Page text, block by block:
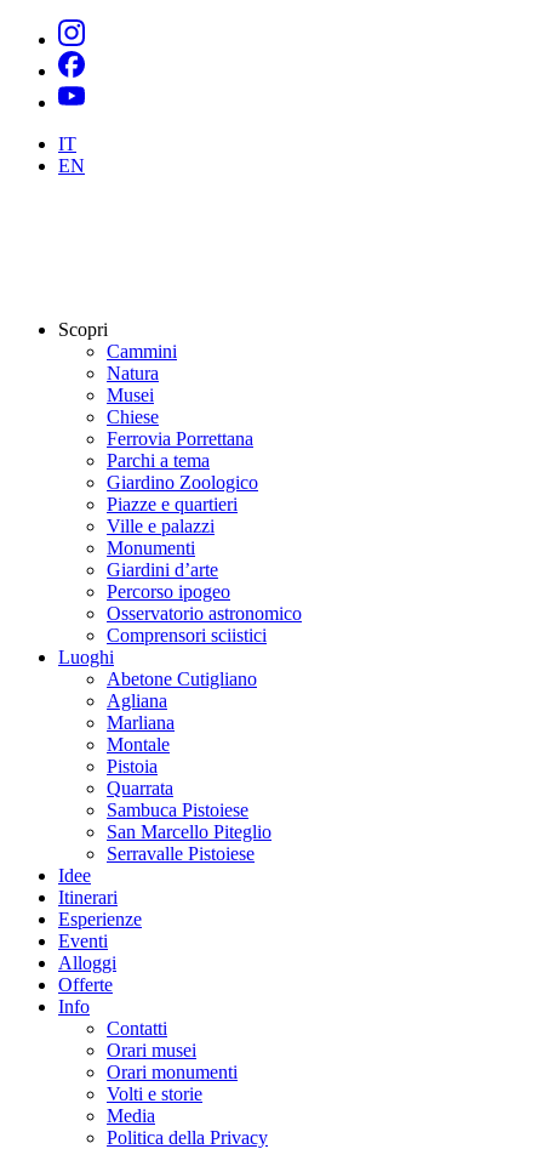
IT
EN
Scopri
Cammini
Natura
Musei
Chiese
Ferrovia Porrettana
Parchi a tema
Giardino Zoologico
Piazze e quartieri
Ville e palazzi
Monumenti
Giardini d’arte
Percorso ipogeo
Osservatorio astronomico
Comprensori sciistici
Luoghi
Abetone Cutigliano
Agliana
Marliana
Montale
Pistoia
Quarrata
Sambuca Pistoiese
San Marcello Piteglio
Serravalle Pistoiese
Idee
Itinerari
Esperienze
Eventi
Alloggi
Offerte
Info
Contatti
Orari musei
Orari monumenti
Volti e storie
Media
Politica della Privacy